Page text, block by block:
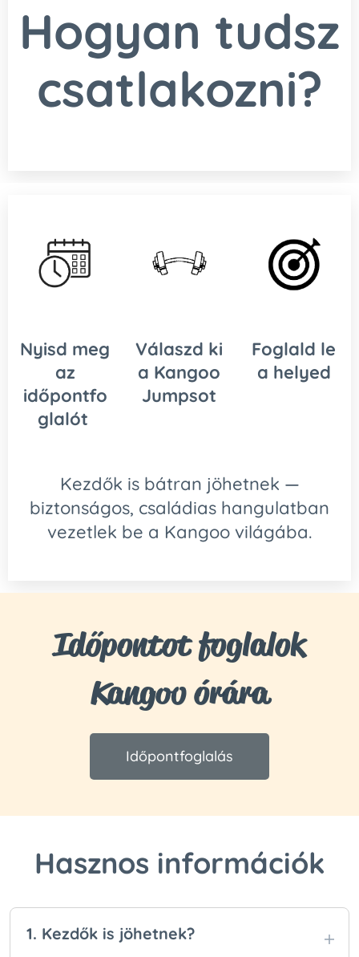
Hogyan tudsz
csatlakozni?
Nyisd meg
az
időpontfo
glalót
Válaszd ki
a Kangoo
Jumpsot
Foglald le
a helyed
Kezdők is bátran jöhetnek —
biztonságos, családias hangulatban
vezetlek be a Kangoo világába.
Időpontot foglalok
Kangoo órára
Időpontfoglalás
Hasznos információk
1. Kezdők is jöhetnek?